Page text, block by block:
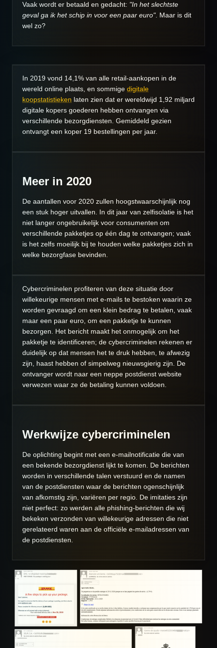
Vaak wordt er betaald en gedacht: "In het slechtste
geval ga ik het schip in voor een paar euro". Maar is dit
wel zo?
In 2019 vond 14,1% van alle retail-aankopen in de
wereld online plaats, en sommige digitale
koopstatistieken laten zien dat er wereldwijd 1,92 miljard
digitale kopers goederen hebben ontvangen via
verschillende bezorgdiensten. Gemiddeld gezien
ontvangt een koper 19 bestellingen per jaar.
Meer in 2020
De aantallen voor 2020 zullen hoogstwaarschijnlijk nog
een stuk hoger uitvallen. In dit jaar van zelfisolatie is het
niet langer ongebruikelijk voor consumenten om
verschillende pakketjes op één dag te ontvangen; vaak
is het zelfs moeilijk bij te houden welke pakketjes zich in
welke bezorgfase bevinden.
Cybercriminelen profiteren van deze situatie door
willekeurige mensen met e-mails te bestoken waarin ze
worden gevraagd om een klein bedrag te betalen, vaak
maar een paar euro, om een pakketje te kunnen
bezorgen. Het bericht maakt het onmogelijk om het
pakketje te identificeren; de cybercriminelen rekenen er
duidelijk op dat mensen het te druk hebben, te afwezig
zijn, haast hebben of simpelweg nieuwsgierig zijn. De
ontvanger wordt naar een neppe postdienst website
verwezen waar ze de betaling kunnen voldoen.
Werkwijze cybercriminelen
De oplichting begint met een e-mailnotificatie die van
een bekende bezorgdienst lijkt te komen. De berichten
worden in verschillende talen verstuurd en de namen
van de postdiensten waar de berichten ogenschijnlijk
van afkomstig zijn, variëren per regio. De imitaties zijn
niet perfect: zo werden alle phishing-berichten die wij
bekeken verzonden van willekeurige adressen die niet
gerelateerd waren aan de officiële e-mailadressen van
de postdiensten.